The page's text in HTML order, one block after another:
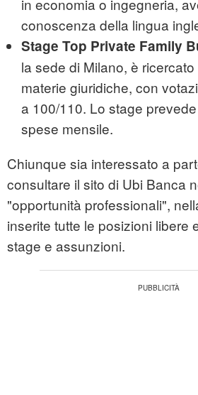
in economia o ingegneria,
conoscenza della lingua
Stage Top Private Family
la sede di Milano, è
materie giuridiche, con
a 100/110. Lo stage
spese mensile.
Chiunque sia interessato a
consultare il sito di Ubi Banca
"opportunità professionali",
inserite tutte le posizioni libere
stage e assunzioni.